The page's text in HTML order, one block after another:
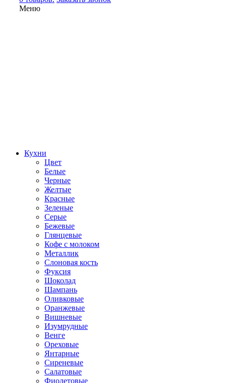
Меню
Кухни
Цвет
Белые
Черные
Желтые
Красные
Зеленые
Серые
Бежевые
Глянцевые
Кофе с молоком
Металлик
Слоновая кость
Фуксия
Шоколад
Шампань
Оливковые
Оранжевые
Вишневые
Изумрудные
Венге
Ореховые
Янтарные
Сиреневые
Салатовые
Фиолетовые